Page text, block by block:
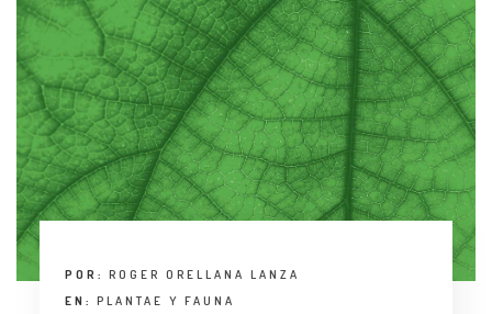
POR: ROGER ORELLANA LANZA
EN: PLANTAE Y FAUNA